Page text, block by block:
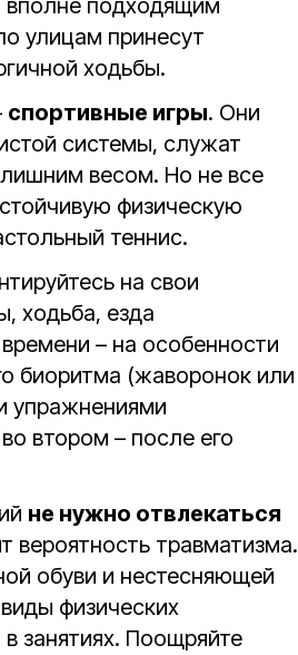
вполне подходящим
улицам принесут
ходьбы.
спортивные игры. Они
системы, служат
весом. Но не все
физическую
теннис.
на свои
ходьба, езда
– на особенности
биоритма (жаворонок или
упражнениями
втором – после его
не нужно отвлекаться
вероятность травматизма.
обуви и нестесняющей
физических
занятиях. Поощряйте